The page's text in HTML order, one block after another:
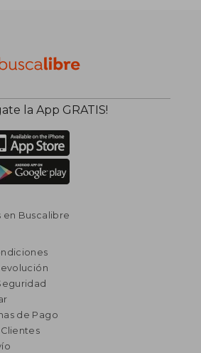
la App GRATIS!
en Buscalibre
de Pago